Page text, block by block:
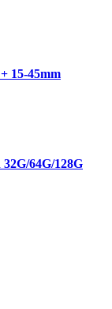
15-45mm
64G/128G